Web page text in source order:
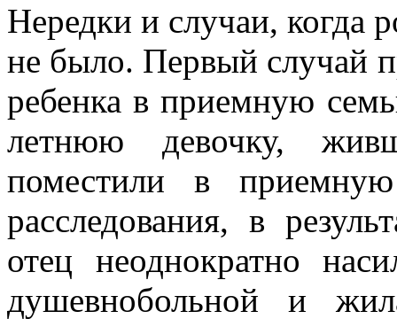
Нередки и случаи, когда
не было. Первый случай
ребенка в приемную
летнюю девочку,
поместили в
расследования, в
отец неоднократно
душевнобольной и